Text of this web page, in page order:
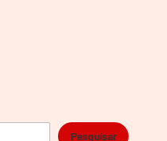
Pesquisar